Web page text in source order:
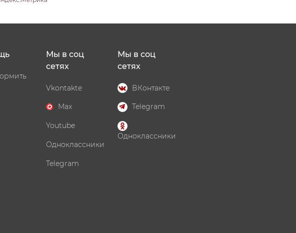
Мы в соц
сетях
Vkontakte
Max
Youtube
Одноклассники
Telegram
Мы в соц
сетях
ВКонтакте
Telegram
Одноклассники